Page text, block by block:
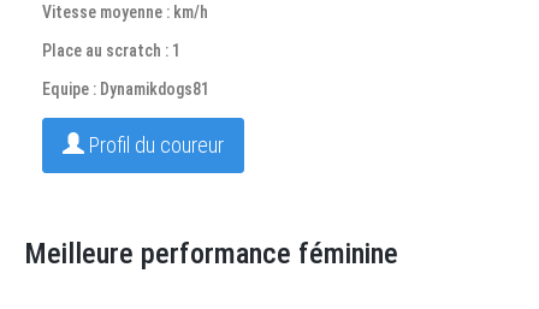
Vitesse moyenne : km/h
Place au scratch : 1
Equipe : Dynamikdogs81
Profil du coureur
Meilleure performance féminine